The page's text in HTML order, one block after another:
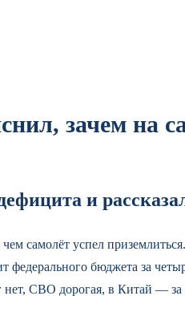
зачем на
и
самолёт успел
бюджета за
нет, СВО дорогая, в Китай — за